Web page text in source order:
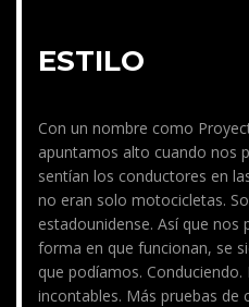
ESTILO
Con un nombre como
apuntamos alto cuando nos
sentían los conductores en
no eran solo motocicletas.
estadounidense. Así que
forma en que funcionan, se
que podíamos.
incontables. Más pruebas de